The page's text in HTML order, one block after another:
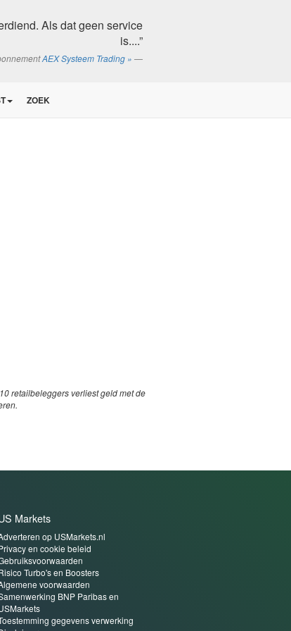
Als dat geen service
is....”
AEX Systeem Trading »
ZOEK
retailbeleggers verliest geld met de
Markets
op USMarkets.nl
en cookie beleid
Turbo's en Boosters
voorwaarden
BNP Paribas en
gegevens verwerking